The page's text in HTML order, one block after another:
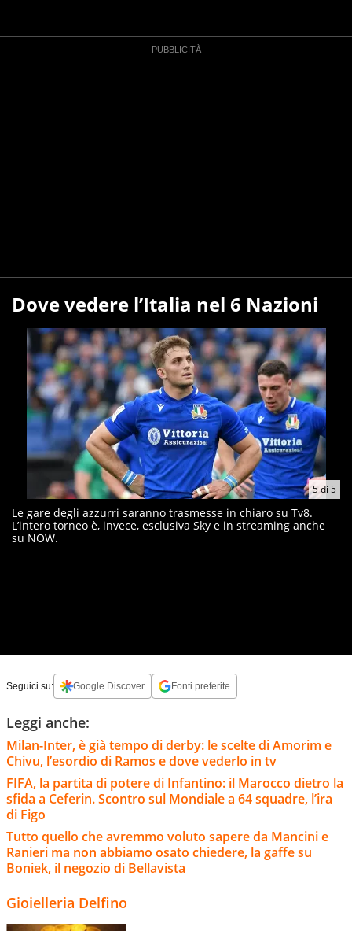
Dove vedere l’Italia nel 6 Nazioni
5di 5
Le gare degli azzurri saranno trasmesse in chiaro su Tv8.
L’intero torneo è, invece, esclusiva Sky e in streaming anche
su NOW.
Seguici su: Google Discover Fonti preferite
Leggi anche:
Milan-Inter, è già tempo di derby: le scelte di Amorim e
Chivu, l’esordio di Ramos e dove vederlo in tv
FIFA, la partita di potere di Infantino: il Marocco dietro la
sfida a Ceferin. Scontro sul Mondiale a 64 squadre, l’ira
di Figo
Tutto quello che avremmo voluto sapere da Mancini e
Ranieri ma non abbiamo osato chiedere, la gaffe su
Boniek, il negozio di Bellavista
Gioielleria Delfino